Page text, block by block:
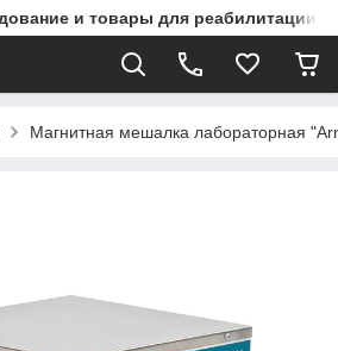
и товары для реабилитации
Магнитная мешалка лабораторная